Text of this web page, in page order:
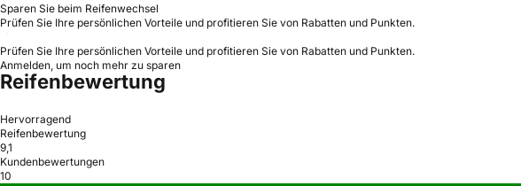
Sparen Sie beim Reifenwechsel
Prüfen Sie Ihre persönlichen Vorteile und profitieren Sie von Rabatten und Punkten.
Prüfen Sie Ihre persönlichen Vorteile und profitieren Sie von Rabatten und Punkten.
Anmelden, um noch mehr zu sparen
Reifenbewertung
Hervorragend
Reifenbewertung
9,1
Kundenbewertungen
10